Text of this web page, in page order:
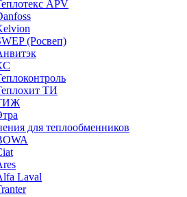
APV
(Росвеп)
ТИ
для теплообменников
Laval